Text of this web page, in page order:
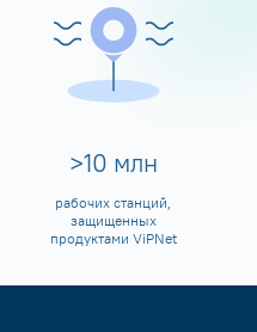
>10 млн
рабочих станций,
защищенных
продуктами ViPNet